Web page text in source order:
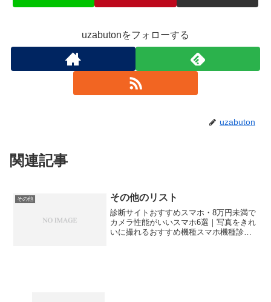
uzabutonをフォローする
uzabuton
関連記事
その他 その他のリスト
診断サイトおすすめスマホ・8万円未満で
カメラ性能がいいスマホ6選｜写真をきれ
いに撮れるおすすめ機種スマホ機種診